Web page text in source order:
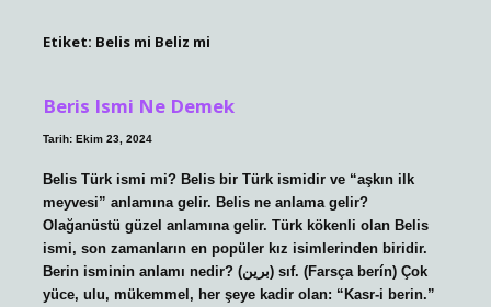
Etiket: Belis mi Beliz mi
Beris Ismi Ne Demek
Tarih: Ekim 23, 2024
Belis Türk ismi mi? Belis bir Türk ismidir ve “aşkın ilk
meyvesi” anlamına gelir. Belis ne anlama gelir?
Olağanüstü güzel anlamına gelir. Türk kökenli olan Belis
ismi, son zamanların en popüler kız isimlerinden biridir.
Berin isminin anlamı nedir? (ﺑﺮﻳﻦ) sıf. (Farsça berín) Çok
yüce, ulu, mükemmel, her şeye kadir olan: “Kasr-i berin.”